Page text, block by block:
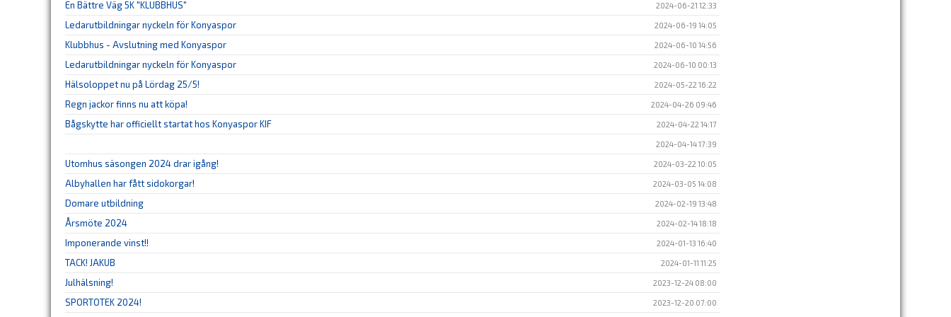
En Bättre Väg 5K "KLUBBHUS" 2024-06-21 12:33
Ledarutbildningar nyckeln för Konyaspor 2024-06-19 14:05
Klubbhus - Avslutning med Konyaspor 2024-06-10 14:56
Ledarutbildningar nyckeln för Konyaspor 2024-06-10 00:13
Hälsoloppet nu på Lördag 25/5! 2024-05-22 16:22
Regn jackor finns nu att köpa! 2024-04-26 09:46
Bågskytte har officiellt startat hos Konyaspor KIF 2024-04-22 14:17
2024-04-14 17:39
Utomhus säsongen 2024 drar igång! 2024-03-22 10:05
Albyhallen har fått sidokorgar! 2024-03-05 14:08
Domare utbildning 2024-02-19 13:48
Årsmöte 2024 2024-02-14 18:18
Imponerande vinst!! 2024-01-13 16:40
TACK! JAKUB 2024-01-11 11:25
Julhälsning! 2023-12-24 08:00
SPORTOTEK 2024! 2023-12-20 07:00